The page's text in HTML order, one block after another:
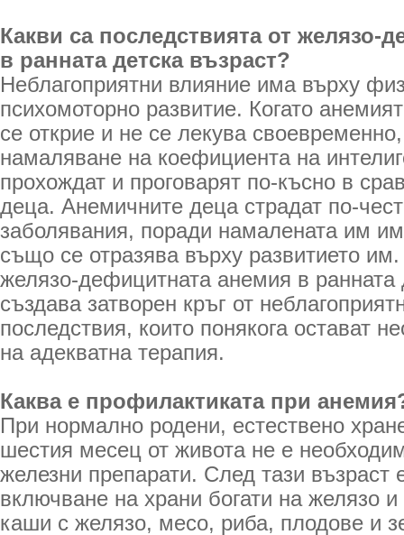
Какви са последствията от желязо-
в ранната детска възраст?
Неблагоприятни влияние има върху
психомоторно развитие. Когато
се открие и не се лекува
намаляване на коефициента на
прохождат и проговарят по-късно в
деца. Анемичните деца страдат по-
заболявания, поради намалената им
също се отразява върху развитието
желязо-дефицитната анемия в ранната
създава затворен кръг от
последствия, които понякога остават
на адекватна терапия.
Каква е профилактиката при
При нормално родени, естествено
шестия месец от живота не е
железни препарати. След тази възраст
включване на храни богати на желязо
каши с желязо, месо, риба, плодове и